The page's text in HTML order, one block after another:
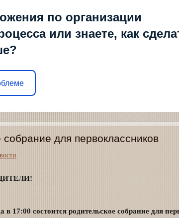
по организации
или знаете, как
собрание для первоклассников
в 17:00 состоится родительское собрание для